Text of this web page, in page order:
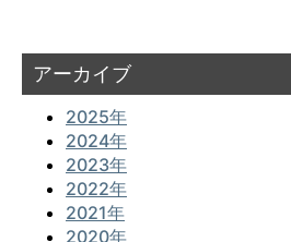
アーカイブ
2025年
2024年
2023年
2022年
2021年
2020年